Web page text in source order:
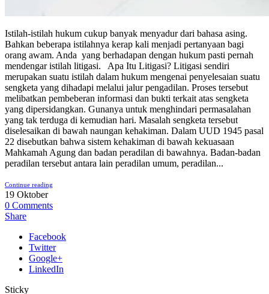
Istilah-istilah hukum cukup banyak menyadur dari bahasa asing.
Bahkan beberapa istilahnya kerap kali menjadi pertanyaan bagi
orang awam. Anda yang berhadapan dengan hukum pasti pernah
mendengar istilah litigasi. Apa Itu Litigasi? Litigasi sendiri
merupakan suatu istilah dalam hukum mengenai penyelesaian suatu
sengketa yang dihadapi melalui jalur pengadilan. Proses tersebut
melibatkan pembeberan informasi dan bukti terkait atas sengketa
yang dipersidangkan. Gunanya untuk menghindari permasalahan
yang tak terduga di kemudian hari. Masalah sengketa tersebut
diselesaikan di bawah naungan kehakiman. Dalam UUD 1945 pasal
22 disebutkan bahwa sistem kehakiman di bawah kekuasaan
Mahkamah Agung dan badan peradilan di bawahnya. Badan-badan
peradilan tersebut antara lain peradilan umum, peradilan...
Continue reading
19 Oktober
0 Comments
Share
Facebook
Twitter
Google+
LinkedIn
Sticky